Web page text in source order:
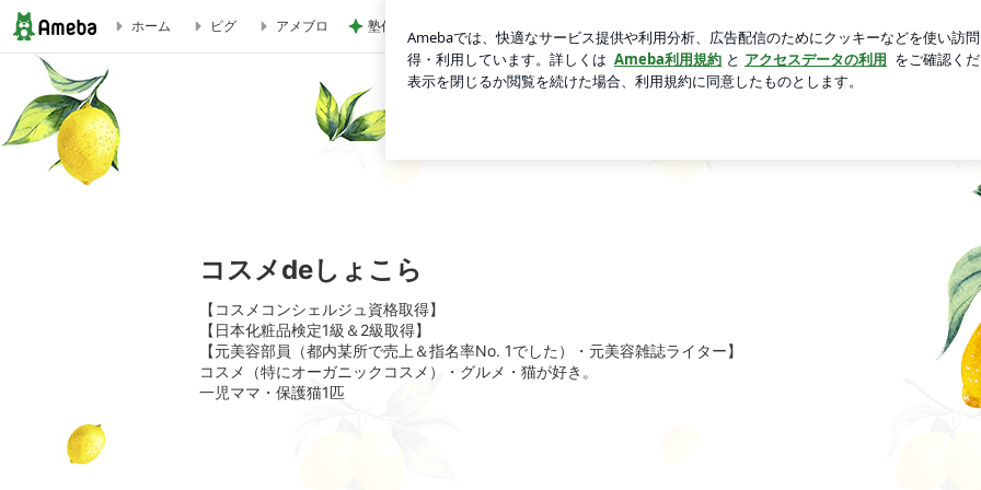
1度の使用で肌質が変わった！shuの神クレンジング | コスメdeしょこら
ホーム ピグ アメブロ 塾代に震え勝ち取った特待合格 ログ
コスメdeしょこら
【コスメコンシェルジュ資格取得】
【日本化粧品検定1級＆2級取得】
【元美容部員（都内某所で売上＆指名率No. 1でした）・元美容雑誌ライター】
コスメ（特にオーガニックコスメ）・グルメ・猫が好き。
一児ママ・保護猫1匹